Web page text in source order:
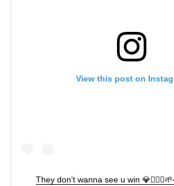
View this post on
They don’t wanna see u win